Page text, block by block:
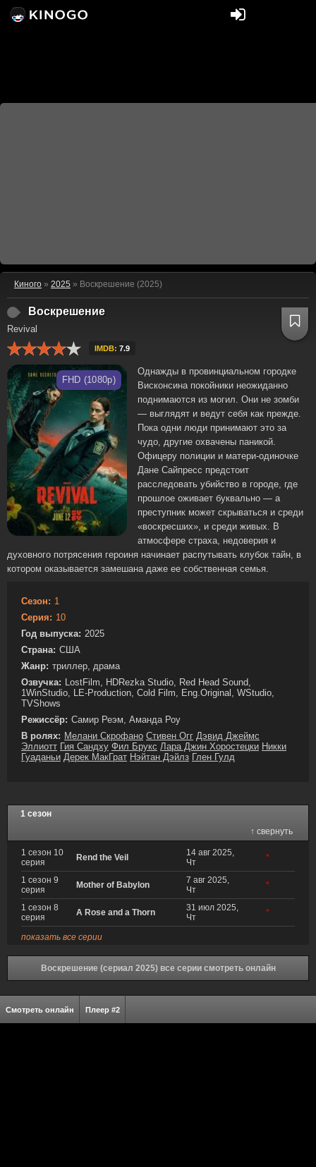
Киного » 2025 » Воскрешение (2025)
Воскрешение
Revival
IMDB: 7.9
FHD (1080p)
Однажды в провинциальном городке
Висконсина покойники неожиданно
поднимаются из могил. Они не зомби
— выглядят и ведут себя как прежде.
Пока одни люди принимают это за
чудо, другие охвачены паникой.
Офицеру полиции и матери-одиночке
Дане Сайпресс предстоит
расследовать убийство в городе, где
прошлое оживает буквально — а
преступник может скрываться и среди
«воскресших», и среди живых. В
атмосфере страха, недоверия и
духовного потрясения героиня начинает распутывать клубок тайн, в
котором оказывается замешана даже ее собственная семья.
Сезон: 1
Серия: 10
Год выпуска: 2025
Страна: США
Жанр: триллер, драма
Озвучка: LostFilm, HDRezka Studio, Red Head Sound,
1WinStudio, LE-Production, Cold Film, Eng.Original, WStudio,
TVShows
Режиссёр: Самир Реэм, Аманда Роу
В ролях: Мелани Скрофано Стивен Огг Дэвид Джеймс
Эллиотт Гия Сандху Фил Брукс Лара Джин Хоростецки Никки
Гуаданьи Дерек МакГрат Нэйтан Дэйлз Глен Гулд
1 сезон
↑ свернуть
1 сезон 10
серия
Rend the Veil
14 авг 2025,
Чт
*
1 сезон 9
серия
Mother of Babylon
7 авг 2025,
Чт
*
1 сезон 8
серия
A Rose and a Thorn
31 июл 2025,
Чт
*
показать все серии
Воскрешение (сериал 2025) все серии смотреть онлайн
Смотреть онлайн Плеер #2